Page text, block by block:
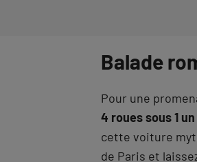
Balade
Pour une
4 roues sous 1
cette voiture
de Paris et